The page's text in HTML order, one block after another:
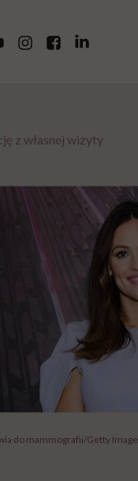
z własnej wizyty
do mammografii/Getty Image